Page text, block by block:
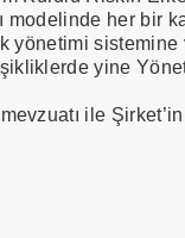
modelinde her
yönetimi
yine
ile